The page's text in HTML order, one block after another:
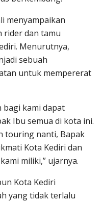
menyampaikan
rider dan tamu
Menurutnya,
sebuah
untuk mempererat
bagi kami dapat
Ibu semua di kota ini.
touring nanti, Bapak
Kota Kediri dan
miliki,” ujarnya.
Kota Kediri
yang tidak terlalu